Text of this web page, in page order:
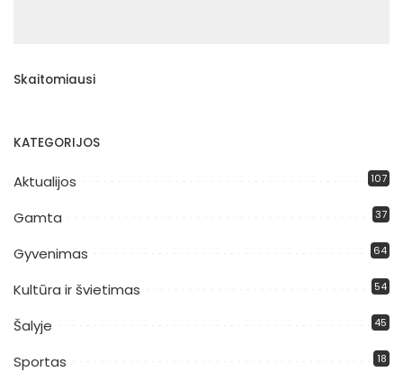
Skaitomiausi
KATEGORIJOS
Aktualijos 107
Gamta 37
Gyvenimas 64
Kultūra ir švietimas 54
Šalyje 45
Sportas 18